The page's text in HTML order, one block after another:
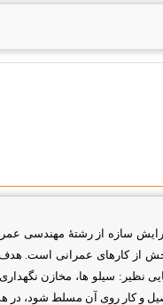
سازه از رشتهٔ مهندسی
از کارهای عمرانی است. هدف
نظیر: سیلو ها، مخازن نگهداری
و کار روی آن مسلط شود، در